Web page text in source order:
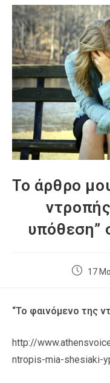
Το άρθρο
υπόθεση”
17
“Το φαινόμενο της
http://
ntropis-mia-shesiaki-